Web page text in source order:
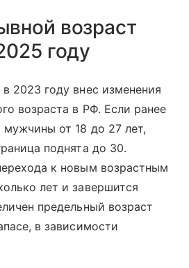
возраст
году
2023 году внес изменения
возраста в РФ. Если ранее
от 18 до 27 лет,
поднята до 30.
к новым возрастным
лет и завершится
предельный возраст
в зависимости